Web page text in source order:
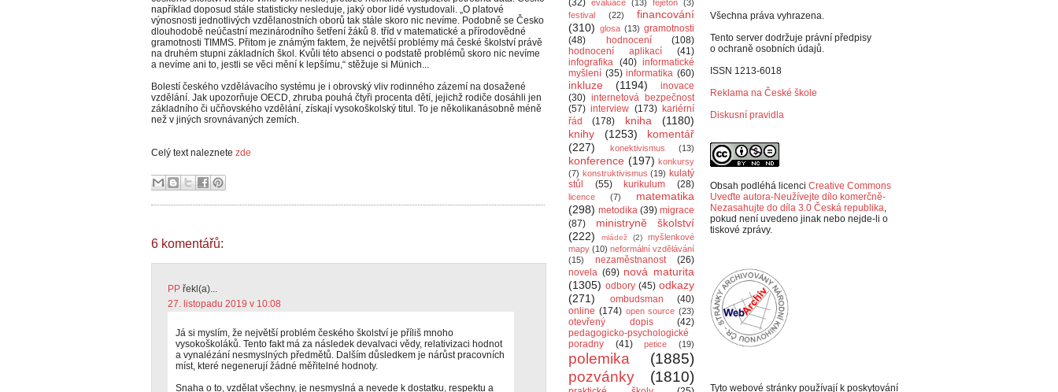
například doposud stále statisticky nesleduje, jaký obor lidé vystudovali. „O platové
výnosnosti jednotlivých vzdělanostních oborů tak stále skoro nic nevíme. Podobně se Česko
dlouhodobě neúčastní mezinárodního šetření žáků 8. tříd v matematické a přírodovědné
gramotnosti TIMMS. Přitom je známým faktem, že největší problémy má české školství právě
na druhém stupni základních škol. Kvůli této absenci o podstatě problémů skoro nic nevíme
a nevíme ani to, jestli se věci mění k lepšímu,“ stěžuje si Münich...
Bolestí českého vzdělávacího systému je i obrovský vliv rodinného zázemí na dosažené
vzdělání. Jak upozorňuje OECD, zhruba pouhá čtyři procenta dětí, jejichž rodiče dosáhli jen
základního či učňovského vzdělání, získají vysokoškolský titul. To je několikanásobně méně
než v jiných srovnávaných zemích.
Celý text naleznete zde
6 komentářů:
PP řekl(a)...
27. listopadu 2019 v 10:08
Já si myslím, že největší problém českého školství je příliš mnoho
vysokoškoláků. Tento fakt má za následek devalvaci vědy, relativizaci hodnot
a vynalézání nesmyslných předmětů. Dalším důsledkem je nárůst pracovních
míst, které negenerují žádné měřitelné hodnoty.
Snaha o to, vzdělat všechny, je nesmyslná a nevede k dostatku, respektu a
(32) evaluace (13) fejeton (3)
festival
(22)
financování
(310) glosa (13) gramotnosti
(48)
hodnocení
(108)
hodnocení aplikací
(41)
infografika (40) informatické
myšlení (35) informatika (60)
inkluze (1194)
inovace
(30) internetová bezpečnost
(57) interview (173) kariérní
řád
(178) kniha
(1180)
knihy
(1253)
komentář
(227)
konektivismus (13)
konference (197) konkursy
(7) konstruktivismus (19) kulatý
stůl
(55) kurikulum (28)
licence (7)
matematika
(298) metodika (39) migrace
(87)
ministryně školství
(222)
mládež (2)
myšlenkové
mapy (10) neformální vzdělávání
(15)
nezaměstnanost
(26)
novela (69) nová maturita
(1305) odbory (45) odkazy
(271)
ombudsman
(40)
online (174) open source (23)
otevřený dopis
(42)
pedagogicko-psychologické
poradny
(41) petice (19)
polemika
(1885)
pozvánky
(1810)
Všechna práva vyhrazena.
Tento server dodržuje právní předpisy
o ochraně osobních údajů.
ISSN 1213-6018
Reklama na České škole
Diskusní pravidla
Obsah podléhá licenci Creative Commons
Uveďte autora-Neužívejte dílo komerčně-
Nezasahujte do díla 3.0 Česká republika,
pokud není uvedeno jinak nebo nejde-li o
tiskové zprávy.
Tyto webové stránky používají k poskytování